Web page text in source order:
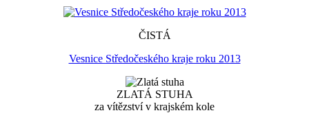
ČISTÁ
Vesnice Středočeského kraje roku 2013
ZLATÁ STUHA
za vítězství v krajském kole